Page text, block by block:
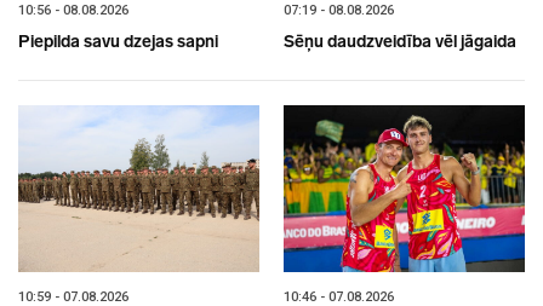
10:56 - 08.08.2026
Piepilda savu dzejas sapni
07:19 - 08.08.2026
Sēņu daudzveidība vēl jāgaida
10:59 - 07.08.2026 10:46 - 07.08.2026